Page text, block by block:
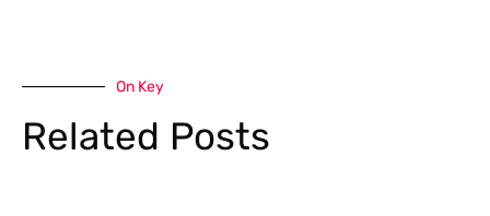
On Key
Related Posts